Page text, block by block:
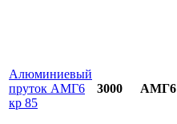
Алюминиевый
пруток АМГ6
кр 85
3000 АМГ6